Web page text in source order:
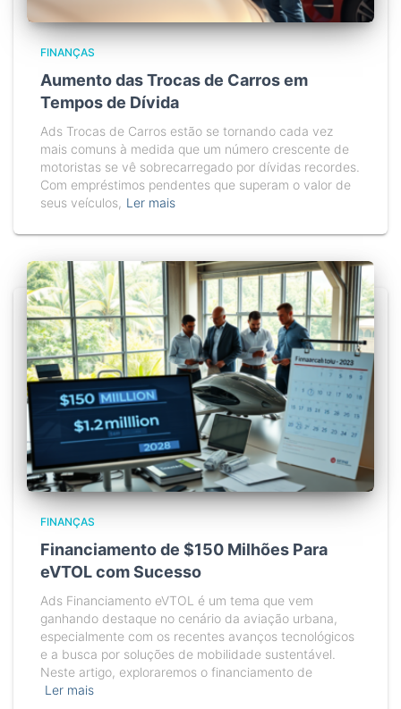
FINANÇAS
Aumento das Trocas de Carros em
Tempos de Dívida
Ads Trocas de Carros estão se tornando cada vez
mais comuns à medida que um número crescente de
motoristas se vê sobrecarregado por dívidas recordes.
Com empréstimos pendentes que superam o valor de
seus veículos, Ler mais
FINANÇAS
Financiamento de $150 Milhões Para
eVTOL com Sucesso
Ads Financiamento eVTOL é um tema que vem
ganhando destaque no cenário da aviação urbana,
especialmente com os recentes avanços tecnológicos
e a busca por soluções de mobilidade sustentável.
Neste artigo, exploraremos o financiamento de
Ler mais